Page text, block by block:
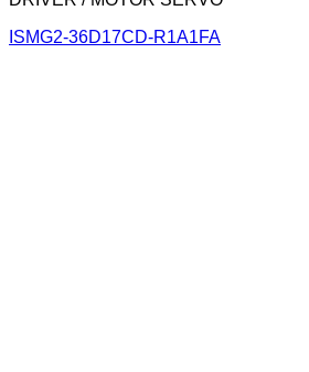
ISMG2-36D17CD-R1A1FA